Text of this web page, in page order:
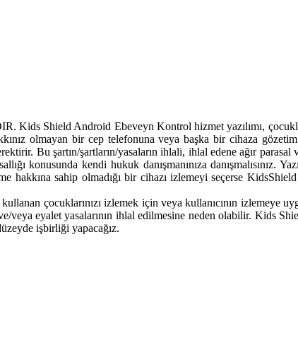
Android Ebeveyn Kontrol hizmet yazılımı,
olmayan bir cep telefonuna veya başka bir cihaza
Bu şartın/şartların/yasaların ihlali, ihlal edene ağır
konusunda kendi hukuk danışmanınıza danışmalısınız.
hakkına sahip olmadığı bir cihazı izlemeyi seçerse
çocuklarınızı izlemek için veya kullanıcının izlemeye
eyalet yasalarının ihlal edilmesine neden olabilir. Kids
işbirliği yapacağız.